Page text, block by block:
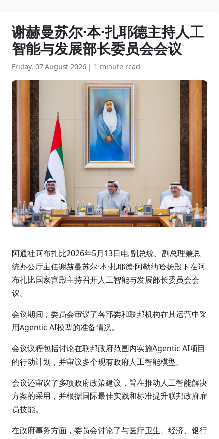
谢赫曼苏尔·本·扎耶德主持人工
智能与发展部长委员会会议
Friday, 07 August 2026 | 1 minute read
阿通社阿布扎比2026年5月13日电 副总统、副总理兼总
统办公厅主任谢赫曼苏尔·本·扎耶德·阿勒纳哈扬殿下在阿
布扎比国家宫殿主持召开人工智能与发展部长委员会会
议。
会议期间，委员会审议了各部委和联邦机构在其运营中采
用Agentic AI模型的准备情况。
会议议程包括讨论在联邦政府范围内实施Agentic AI项目
的行动计划，并审议多个现有政府人工智能模型。
会议还审议了多项政府政策建议，旨在推动人工智能解决
方案的采用，并根据国际最佳实践和标准提升联邦政府雇
员技能。
在政府事务方面，委员会讨论了与医疗卫生、经济、银行